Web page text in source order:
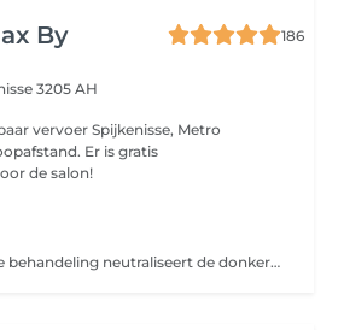
By
186
3205 AH
Metro
Er is gratis
de salon!
Donkere kringen Deze behandeling neutraliseert de donkere verkleuring onder de ogen met speciale pigmenten, waardoor de huid egaler oogt en je een frissere, uitgeruste uitstraling krijgt. Striae (stretch marks) Deze behandeling egaliseert de kleur van striae door middel van huidkleurpigment, waardoor ze minder zichtbaar worden en beter opgaan in de natuurlijke huid. Pigmentvlekken Deze behandeling egaliseert pigmentvlekken door de kleur te neutraliseren met huidtint pigment, waardoor de huid rustiger en gelijkmatiger oogt.